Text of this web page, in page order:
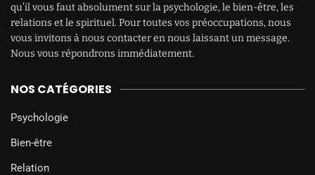
qu’il vous faut absolument sur la psychologie, le bien-être, les
relations et le spirituel. Pour toutes vos préoccupations, nous
vous invitons à nous contacter en nous laissant un message.
Nous vous répondrons immédiatement.
NOS CATÉGORIES
Psychologie
Bien-être
Relation